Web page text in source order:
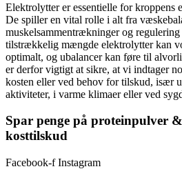
Elektrolytter er essentielle for kroppens
De spiller en vital rolle i alt fra
muskelsammentrækninger og
tilstrækkelig mængde elektrolytter kan
optimalt, og ubalancer kan føre til
er derfor vigtigt at sikre, at vi indtager
kosten eller ved behov for tilskud, især
aktiviteter, i varme klimaer eller ved
Spar penge på proteinpulver
kosttilskud
Facebook-f Instagram